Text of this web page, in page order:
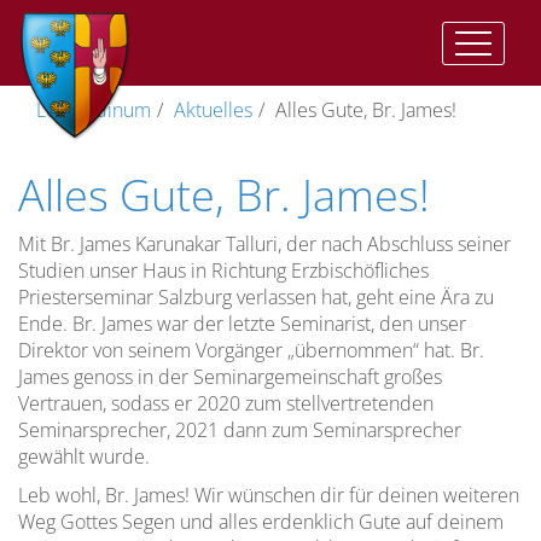
Auftrag
und
Der
Auftrag
Ziel
der
Priesterausbildung
Die
Dimension
der
Priesterausbildung
Menschliche
Reifung
Lebens
und
Studienordnung
Vorwort
Zeiten
Pflege
des
geistlichen
Lebens
Studium
Die
Lehramtliche
Dokumente
II.
Vat:
ordinis
II.
Vat:
Optatam
Totius
Pastores
Dabo
vobis
Rahmenordnung
für
Spiritualität
Geistliche
Ausbildung
Geistliches
Leben
Im
Herzen
Katharinenkapelle
(St.
Josef)
Stiftskirche
Kreuzkirche
Kreuzweg
Wohnen
im
Leopoldinum
Leitung
Träger
Vizedirektor
Spiritual
Vize-
Spiritual
Unsere
Gemeinschaft…
Anreise
Leopoldinum Aktuelles Alles Gute, Br. James!
Alles Gute, Br. James!
Mit Br. James Karunakar Talluri, der nach Abschluss seiner
Studien unser Haus in Richtung Erzbischöfliches
Priesterseminar Salzburg verlassen hat, geht eine Ära zu
Ende. Br. James war der letzte Seminarist, den unser
Direktor von seinem Vorgänger „übernommen“ hat. Br.
James genoss in der Seminargemeinschaft großes
Vertrauen, sodass er 2020 zum stellvertretenden
Seminarsprecher, 2021 dann zum Seminarsprecher
gewählt wurde.
Leb wohl, Br. James! Wir wünschen dir für deinen weiteren
Weg Gottes Segen und alles erdenklich Gute auf deinem